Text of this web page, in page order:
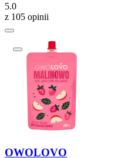
5.0
z 105 opinii
OWOLOVO